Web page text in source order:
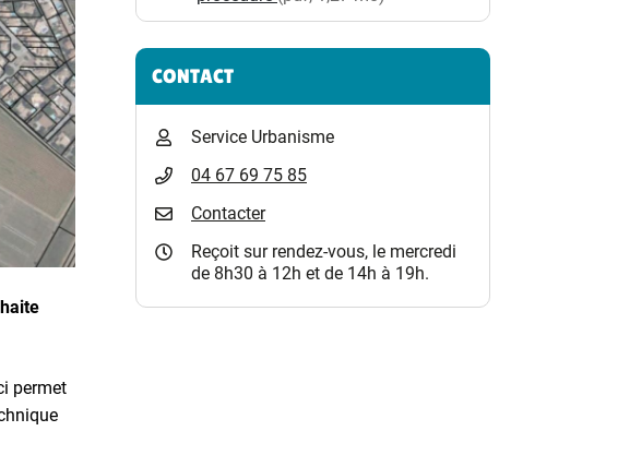
permet
CONTACT
Service Urbanisme
04 67 69 75 85
Contacter
Reçoit sur rendez-vous, le mercredi
de 8h30 à 12h et de 14h à 19h.